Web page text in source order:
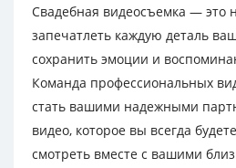
Свадебная видеосъемка — это
запечатлеть каждую деталь
сохранить эмоции и
Команда профессиональных
стать вашими надежными
видео, которое вы всегда
смотреть вместе с вашими